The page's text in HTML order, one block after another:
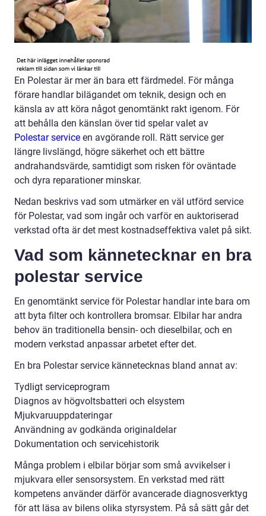
En Polestar är mer än bara ett färdmedel. För många
förare handlar bilägandet om teknik, design och en
känsla av att köra något genomtänkt rakt igenom. För
att behålla den känslan över tid spelar valet av
Polestar service en avgörande roll. Rätt service ger
längre livslängd, högre säkerhet och ett bättre
andrahandsvärde, samtidigt som risken för oväntade
och dyra reparationer minskar.
Nedan beskrivs vad som utmärker en väl utförd service
för Polestar, vad som ingår och varför en auktoriserad
verkstad ofta är det mest kostnadseffektiva valet på sikt.
Vad som kännetecknar en bra
polestar service
En genomtänkt service för Polestar handlar inte bara om
att byta filter och kontrollera bromsar. Elbilar har andra
behov än traditionella bensin- och dieselbilar, och en
modern verkstad anpassar arbetet efter det.
En bra Polestar service kännetecknas bland annat av:
Tydligt serviceprogram
Diagnos av högvoltsbatteri och elsystem
Mjukvaruuppdateringar
Användning av godkända originaldelar
Dokumentation och servicehistorik
Många problem i elbilar börjar som små avvikelser i
mjukvara eller sensorsystem. En verkstad med rätt
kompetens använder därför avancerade diagnosverktyg
för att läsa av bilens olika styrsystem. På så sätt går det